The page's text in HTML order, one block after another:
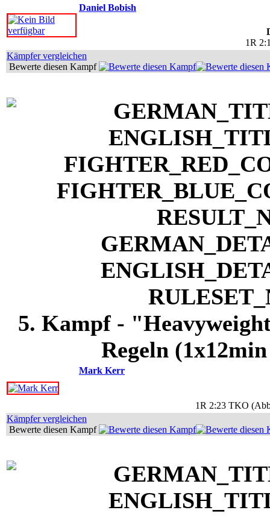
Daniel Bobish
1R
Kämpfer vergleichen
Bewerte diesen Kampf
5. Kampf -
Regeln
Mark Kerr
1R 2:23 TKO
Kämpfer vergleichen
Bewerte diesen Kampf